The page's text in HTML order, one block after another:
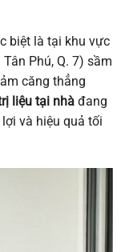
biệt là tại khu vực
Phú, Q. 7) sầm
căng thẳng
liệu tại nhà đang
và hiệu quả tối